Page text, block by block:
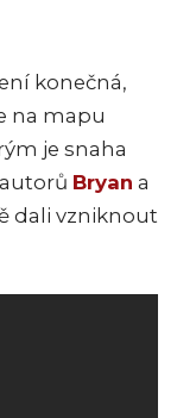
konečná,
na mapu
je snaha
Bryan a
dali vzniknout